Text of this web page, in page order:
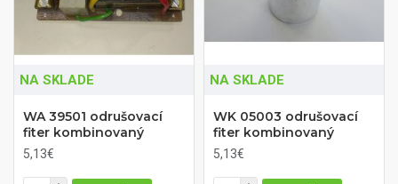
NA SKLADE
WA 39501 odrušovací
fiter kombinovaný
5,13€
NA SKLADE
WK 05003 odrušovací
fiter kombinovaný
5,13€